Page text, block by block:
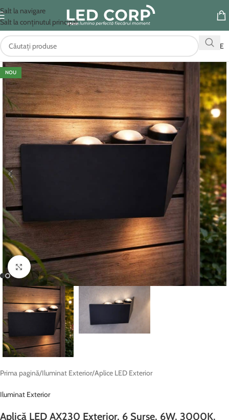
Salt la navigare
Salt la conținutul principal
OFERTE
NOU
Fă clic pentru a mări
Prima pagină/Iluminat Exterior/Aplice LED Exterior
Iluminat Exterior
Aplică LED AX230 Exterior, 6 Surse, 6W, 3000K,